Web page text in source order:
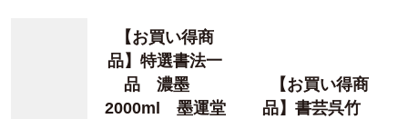
【お買い得商
品】特選書法一
品 濃墨
2000ml 墨運堂
【お買い得商
品】書芸呉竹